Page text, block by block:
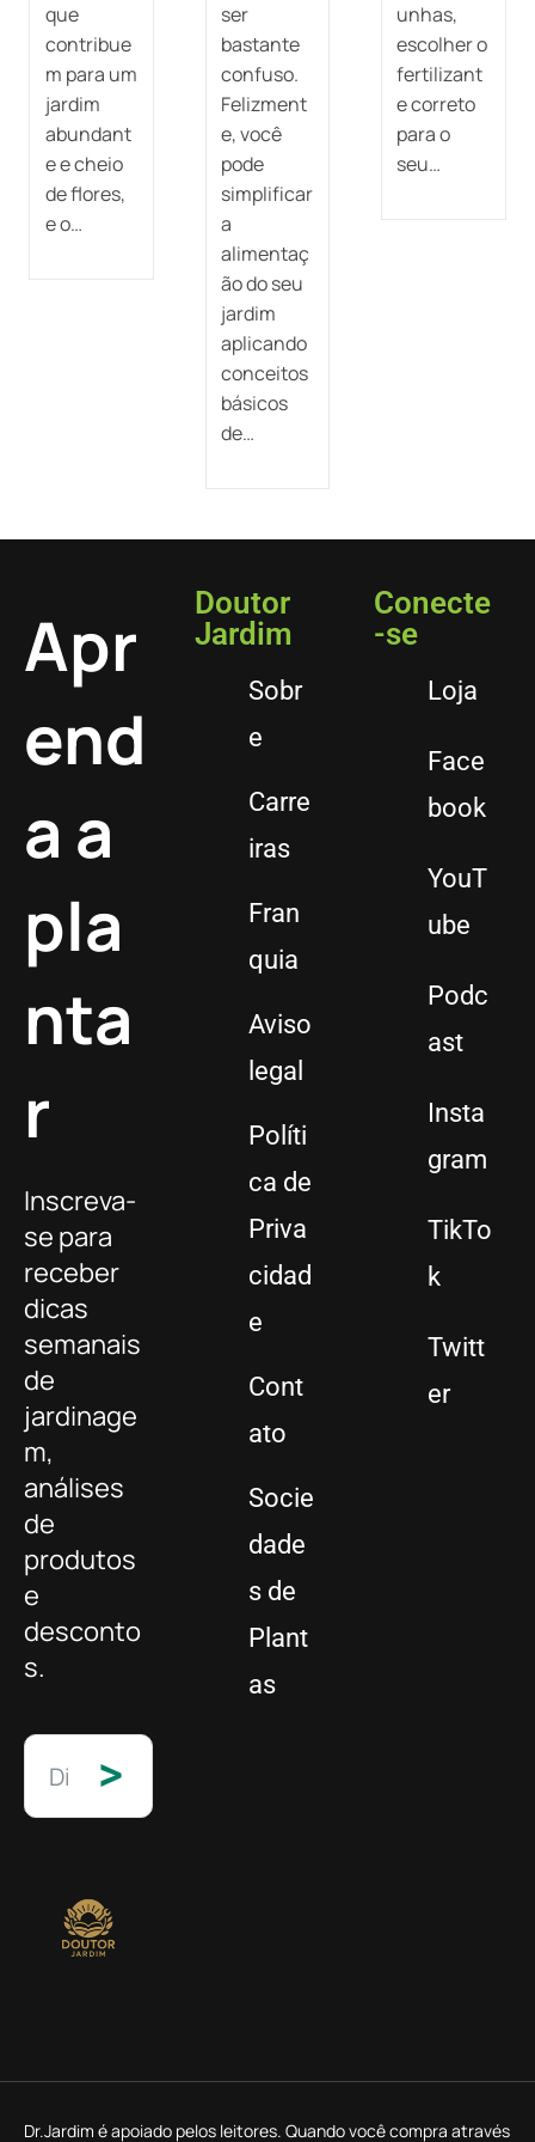
que
contribue
m para um
jardim
abundant
e e cheio
de flores,
e o…
ser
bastante
confuso.
Felizment
e, você
pode
simplificar
a
alimentaç
ão do seu
jardim
aplicando
conceitos
básicos
de…
unhas,
escolher o
fertilizant
e correto
para o
seu…
Apr
end
a a
pla
nta
r
Inscreva-
se para
receber
dicas
semanais
de
jardinage
m,
análises
de
produtos
e
desconto
s.
>
Doutor
Jardim
Sobr
e
Carre
iras
Fran
quia
Aviso
legal
Políti
ca de
Priva
cidad
e
Cont
ato
Socie
dade
s de
Plant
as
Conecte
-se
Loja
Face
book
YouT
ube
Podc
ast
Insta
gram
TikTo
k
Twitt
er
Dr.Jardim é apoiado pelos leitores. Quando você compra através